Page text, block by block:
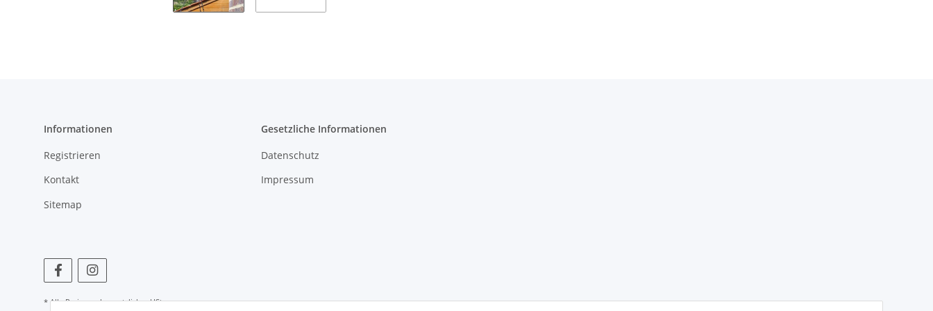
Informationen
Registrieren
Kontakt
Sitemap
Gesetzliche Informationen
Datenschutz
Impressum
* Alle Preise zzgl. gesetzlicher USt.